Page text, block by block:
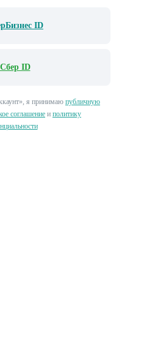
ID
Сбер ID
я принимаю публичную
соглашение и политику